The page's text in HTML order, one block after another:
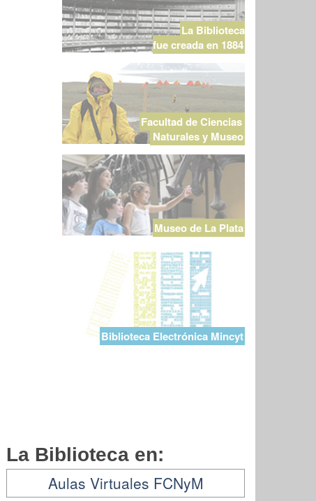
La Biblioteca
fue creada en 1884
Facultad de Ciencias
Naturales y Museo
Museo de La Plata
Biblioteca Electrónica Mincyt
La Biblioteca en:
Aulas Virtuales FCNyM